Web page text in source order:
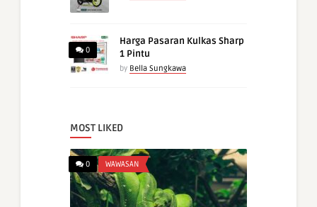
0
Harga Pasaran Kulkas Sharp
1 Pintu
by Bella Sungkawa
MOST LIKED
0 WAWASAN